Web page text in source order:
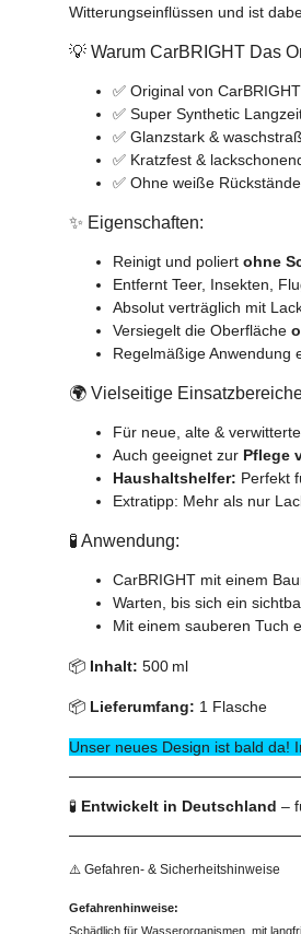
Witterungseinflüssen und ist
💡 Warum CarBRIGHT Das
✅ Original von CarBRIGHT
✅ Super Synthetic
✅ Glanzstark &
✅ Kratzfest &
✅ Ohne weiße
✨ Eigenschaften:
Reinigt und poliert ohne
Entfernt Teer, Insekten,
Absolut verträglich mit
Versiegelt die Oberfläche
Regelmäßige Anwendung
🌍 Vielseitige
Für neue, alte &
Auch geeignet zur Pflege
Haushaltshelfer: Perfekt
Extratipp: Mehr als nur
🧪 Anwendung:
CarBRIGHT mit einem
Warten, bis sich ein
Mit einem sauberen Tuch
📦 Inhalt: 500 ml
📦 Lieferumfang: 1 Flasche
Unser neues Design ist bald da!
🧪 Entwickelt in Deutschland –
⚠️ Gefahren- & Sicherheitshinweise
Gefahrenhinweise:
Schädlich für Wasserorganismen, mit